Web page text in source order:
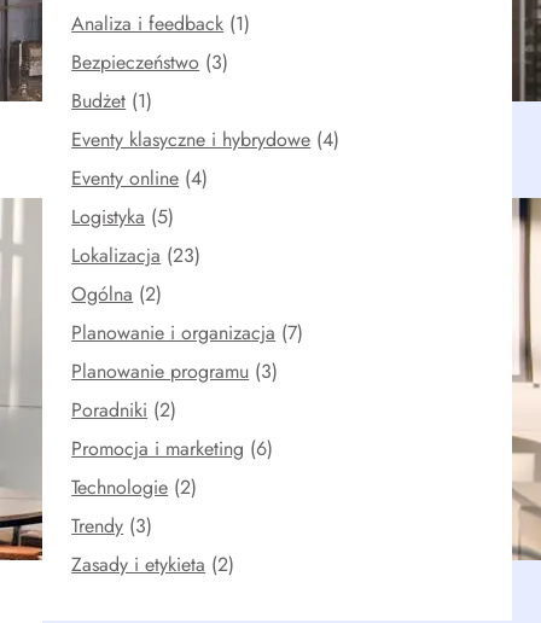
Analiza i feedback (1)
Bezpieczeństwo (3)
Budżet (1)
Eventy klasyczne i hybrydowe (4)
Eventy online (4)
Logistyka (5)
Lokalizacja (23)
Ogólna (2)
Planowanie i organizacja (7)
Planowanie programu (3)
Poradniki (2)
Promocja i marketing (6)
Technologie (2)
Trendy (3)
Zasady i etykieta (2)